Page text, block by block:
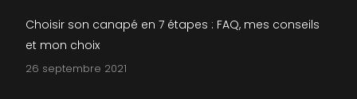
Choisir son canapé en 7 étapes : FAQ, mes conseils
et mon choix
26 septembre 2021